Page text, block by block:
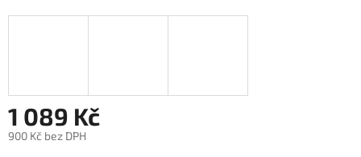
1 089 Kč
900 Kč bez DPH